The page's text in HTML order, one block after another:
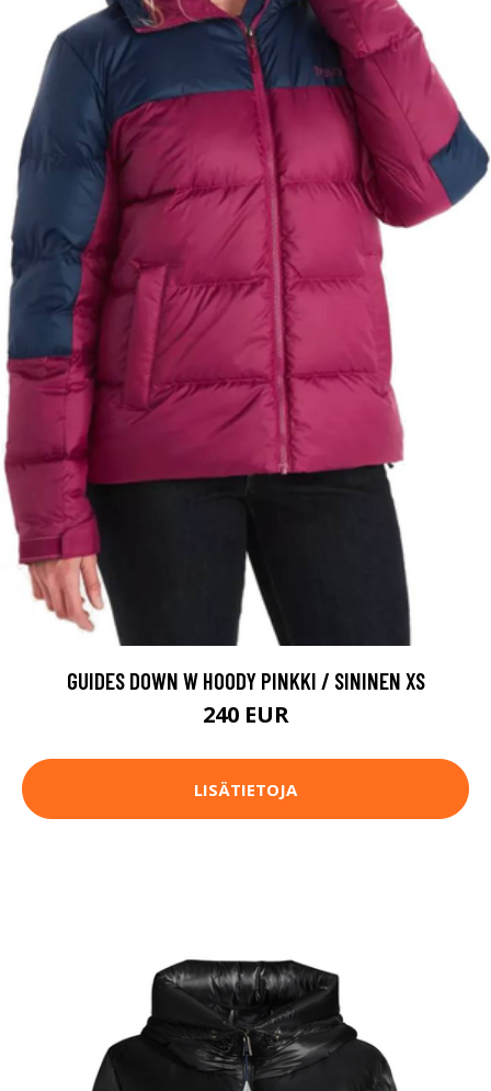
GUIDES DOWN W HOODY PINKKI / SININEN XS
240 EUR
LISÄTIETOJA